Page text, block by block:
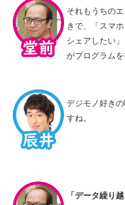
それもうちの
きで、「スマ
シェアしたい
がプログラム
デジモノ好き
すね。
「データ繰り越